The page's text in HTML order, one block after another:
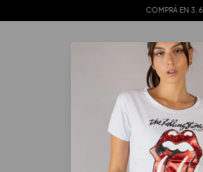
COMPRÁ EN 3, 6 y 9 CUOTAS